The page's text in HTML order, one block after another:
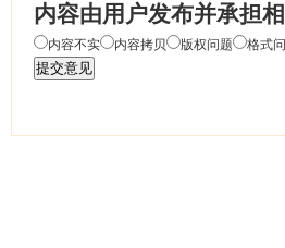
内容由用户发布并承担
内容不实 内容拷贝 版权问题 格式